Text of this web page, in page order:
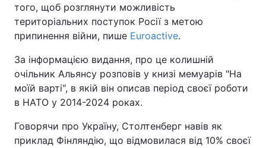
Економіка Світ
Спорт Наука
Техно і зв'язок Лайт
Зброя Інциденти
Здоров'я
Цікавинки Погода
того, щоб розглянути можливість
територіальних поступок Росії з метою
припинення війни, пише Euroactive.
За інформацією видання, про це колишній
очільник Альянсу розповів у книзі мемуарів "На
моїй варті", в якій він описав період своєї роботи
в НАТО у 2014-2024 роках.
Говорячи про Україну, Столтенберг навів як
приклад Фінляндію, що відмовилася від 10% своєї